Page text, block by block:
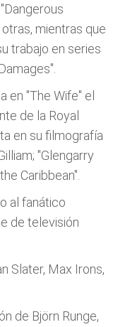
mientras que
trabajo en series
en "The Wife" el
de la Royal
en su filmografía
"Glengarry
Caribbean".
al fanático
de televisión
Slater, Max Irons,
de Björn Runge,